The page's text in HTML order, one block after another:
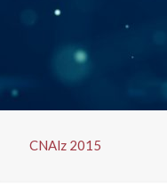
CNAlz 2015